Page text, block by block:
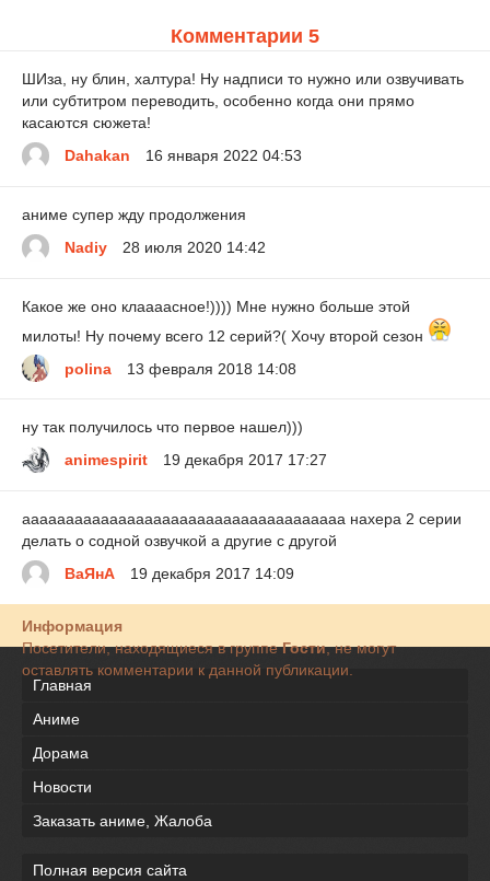
Комментарии 5
ШИза, ну блин, халтура! Ну надписи то нужно или озвучивать
или субтитром переводить, особенно когда они прямо
касаются сюжета!
Dahakan
16 января 2022 04:53
аниме супер жду продолжения
Nadiy
28 июля 2020 14:42
Какое же оно клаааасное!)))) Мне нужно больше этой
милоты! Ну почему всего 12 серий?( Хочу второй сезон
polina
13 февраля 2018 14:08
ну так получилось что первое нашел)))
animespirit
19 декабря 2017 17:27
ааааааааааааааааааааааааааааааааааааа нахера 2 серии
делать о содной озвучкой а другие с другой
ВаЯнА
19 декабря 2017 14:09
Информация
Посетители, находящиеся в группеГости, не могут
оставлять комментарии к данной публикации.
Главная
Аниме
Дорама
Новости
Заказать аниме, Жалоба
Полная версия сайта